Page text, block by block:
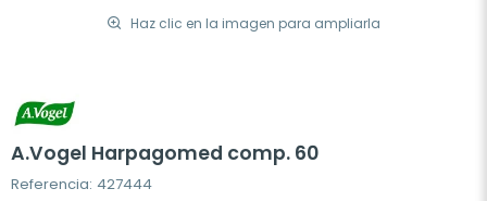
Haz clic en la imagen para ampliarla
A.Vogel Harpagomed comp. 60
Referencia: 427444